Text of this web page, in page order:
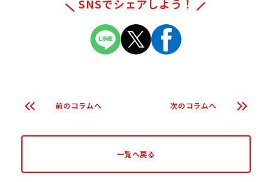
SNSでシェアしよう！
前のコラムへ 次のコラムへ
一覧へ戻る